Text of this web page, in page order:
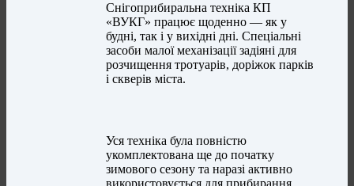
Снігоприбиральна техніка КП
«ВУКГ» працює щоденно — як у
будні, так і у вихідні дні. Спеціальні
засоби малої механізації задіяні для
розчищення тротуарів, доріжок парків
і скверів міста.
Уся техніка була повністю
укомплектована ще до початку
зимового сезону та наразі активно